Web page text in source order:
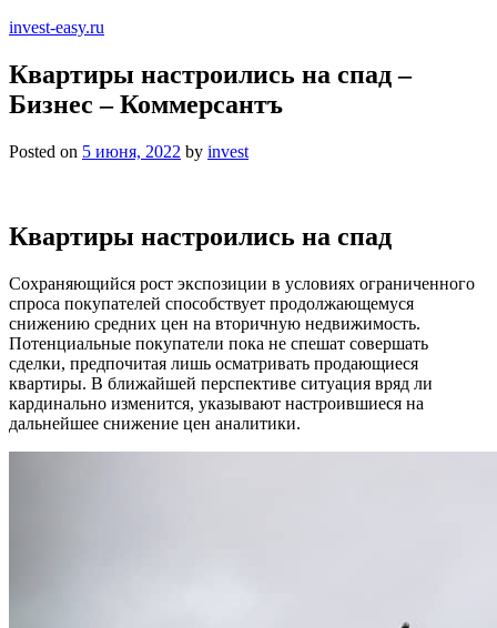
invest-easy.ru
Квартиры настроились на спад –
Бизнес – Коммерсантъ
Posted on 5 июня, 2022 by invest
Квартиры настроились на спад
Сохраняющийся рост экспозиции в условиях ограниченного
спроса покупателей способствует продолжающемуся
снижению средних цен на вторичную недвижимость.
Потенциальные покупатели пока не спешат совершать
сделки, предпочитая лишь осматривать продающиеся
квартиры. В ближайшей перспективе ситуация вряд ли
кардинально изменится, указывают настроившиеся на
дальнейшее снижение цен аналитики.